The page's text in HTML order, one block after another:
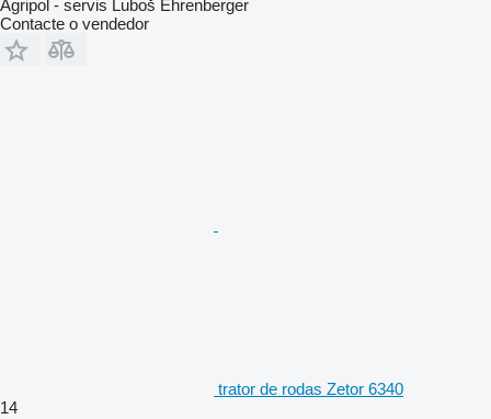
Agripol - servis Luboš Ehrenberger
Contacte o vendedor
trator de rodas Zetor 6340
14